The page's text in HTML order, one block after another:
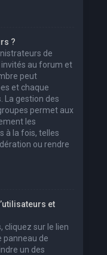
?
de
invités au forum et
peut
et chaque
La gestion des
permet aux
les
à la fois, telles
ou rendre
et
cliquez sur le lien
panneau de
un des